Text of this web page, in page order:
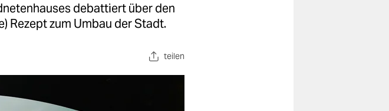
debattiert über den
Rezept zum Umbau der Stadt.
teilen